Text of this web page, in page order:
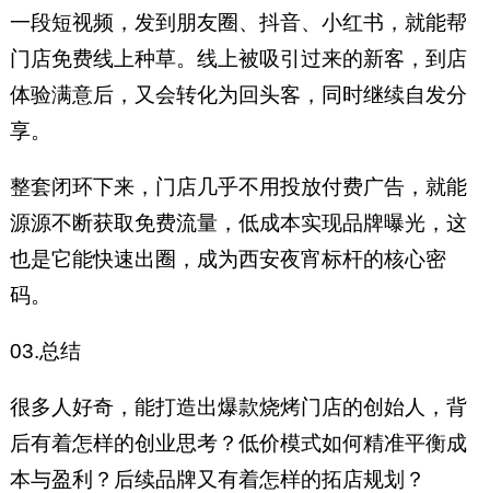
一段短视频，发到朋友圈、抖音、小红书，就能帮
门店免费线上种草。线上被吸引过来的新客，到店
体验满意后，又会转化为回头客，同时继续自发分
享。
整套闭环下来，门店几乎不用投放付费广告，就能
源源不断获取免费流量，低成本实现品牌曝光，这
也是它能快速出圈，成为西安夜宵标杆的核心密
码。
03.总结
很多人好奇，能打造出爆款烧烤门店的创始人，背
后有着怎样的创业思考？低价模式如何精准平衡成
本与盈利？后续品牌又有着怎样的拓店规划？